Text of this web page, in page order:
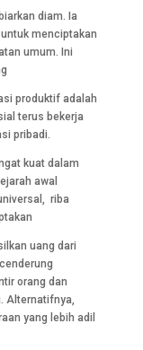
diam. Ia
menciptakan
umum. Ini
produktif adalah
terus bekerja
pribadi.
kuat dalam
awal
riba
uang dari
orang dan
Alternatifnya,
yang lebih adil